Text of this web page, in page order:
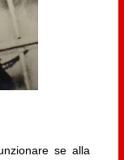
se alla